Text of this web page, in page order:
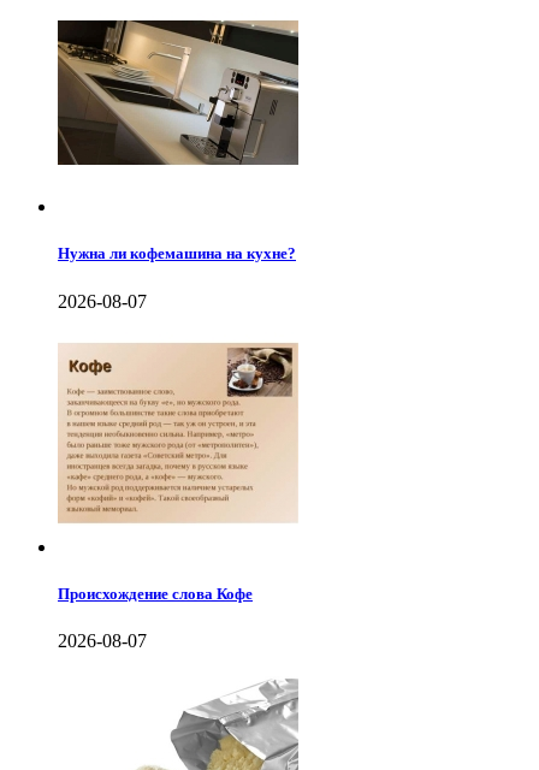
Нужна ли кофемашина на кухне?
2026-08-07
Происхождение слова Кофе
2026-08-07